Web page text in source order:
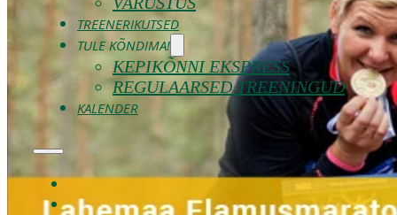
TREENERIKUTSED
TULE KÕNDIMA!
KEPIKÕNNI EKSPRESS
REGULAARSED TREENINGUD
KALENDER